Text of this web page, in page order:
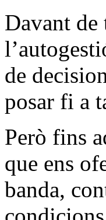
Davant
de
posar fi a
Però fins
que ens
banda,